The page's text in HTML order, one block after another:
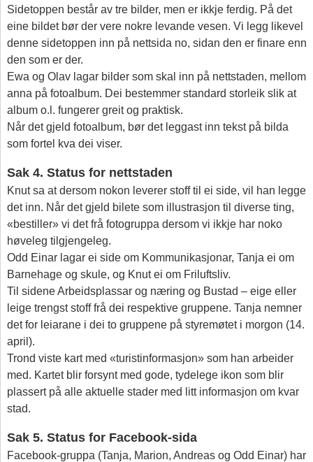
Sidetoppen består av tre bilder, men er ikkje ferdig. På det
eine bildet bør der vere nokre levande vesen. Vi legg likevel
denne sidetoppen inn på nettsida no, sidan den er finare enn
den som er der.
Ewa og Olav lagar bilder som skal inn på nettstaden, mellom
anna på fotoalbum. Dei bestemmer standard storleik slik at
album o.l. fungerer greit og praktisk.
Når det gjeld fotoalbum, bør det leggast inn tekst på bilda
som fortel kva dei viser.
Sak 4. Status for nettstaden
Knut sa at dersom nokon leverer stoff til ei side, vil han legge
det inn. Når det gjeld bilete som illustrasjon til diverse ting,
«bestiller» vi det frå fotogruppa dersom vi ikkje har noko
høveleg tilgjengeleg.
Odd Einar lagar ei side om Kommunikasjonar, Tanja ei om
Barnehage og skule, og Knut ei om Friluftsliv.
Til sidene Arbeidsplassar og næring og Bustad – eige eller
leige trengst stoff frå dei respektive gruppene. Tanja nemner
det for leiarane i dei to gruppene på styremøtet i morgon (14.
april).
Trond viste kart med «turistinformasjon» som han arbeider
med. Kartet blir forsynt med gode, tydelege ikon som blir
plassert på alle aktuelle stader med litt informasjon om kvar
stad.
Sak 5. Status for Facebook-sida
Facebook-gruppa (Tanja, Marion, Andreas og Odd Einar) har